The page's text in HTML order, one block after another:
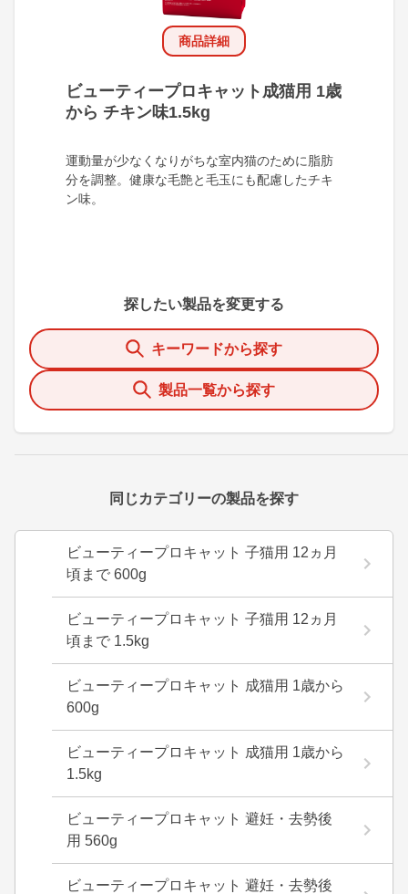
商品詳細
ビューティープロキャット成猫用 1歳
から チキン味1.5kg
運動量が少なくなりがちな室内猫のために脂肪
分を調整。健康な毛艶と毛玉にも配慮したチキ
ン味。
探したい製品を変更する
キーワードから探す
製品一覧から探す
同じカテゴリーの製品を探す
ビューティープロキャット 子猫用 12ヵ月
頃まで 600g
ビューティープロキャット 子猫用 12ヵ月
頃まで 1.5kg
ビューティープロキャット 成猫用 1歳から
600g
ビューティープロキャット 成猫用 1歳から
1.5kg
ビューティープロキャット 避妊・去勢後
用 560g
ビューティープロキャット 避妊・去勢後